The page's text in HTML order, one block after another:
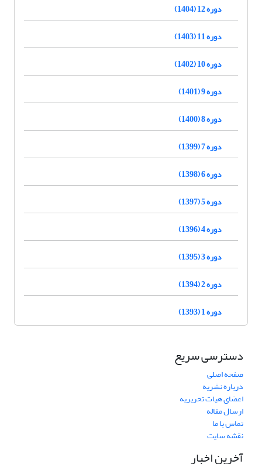
دوره 12 (1404)
دوره 11 (1403)
دوره 10 (1402)
دوره 9 (1401)
دوره 8 (1400)
دوره 7 (1399)
دوره 6 (1398)
دوره 5 (1397)
دوره 4 (1396)
دوره 3 (1395)
دوره 2 (1394)
دوره 1 (1393)
دسترسی سریع
صفحه اصلی
درباره نشریه
اعضای هیات تحریریه
ارسال مقاله
تماس با ما
نقشه سایت
آخرین اخبار